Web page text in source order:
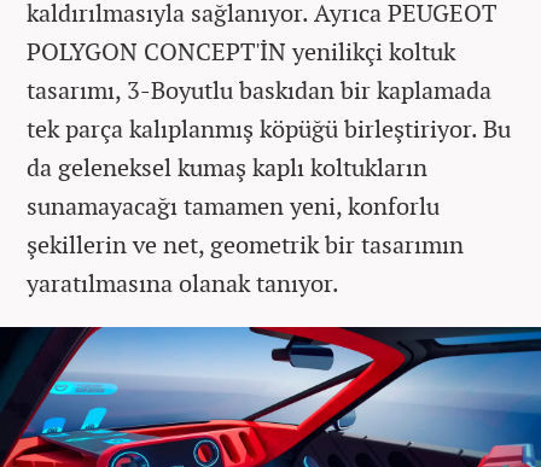
kaldırılmasıyla sağlanıyor. Ayrıca PEUGEOT
POLYGON CONCEPT'İN yenilikçi koltuk
tasarımı, 3-Boyutlu baskıdan bir kaplamada
tek parça kalıplanmış köpüğü birleştiriyor. Bu
da geleneksel kumaş kaplı koltukların
sunamayacağı tamamen yeni, konforlu
şekillerin ve net, geometrik bir tasarımın
yaratılmasına olanak tanıyor.